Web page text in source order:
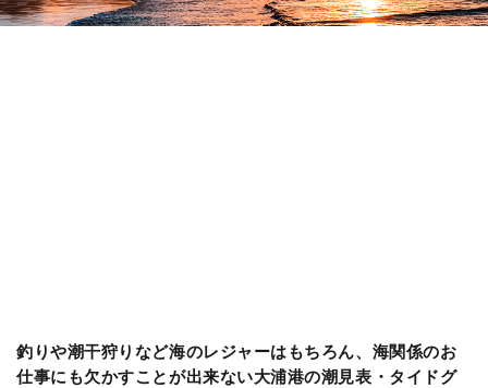
釣りや潮干狩りなど海のレジャーはもちろん、海関係のお
仕事にも欠かすことが出来ない大浦港の潮見表・タイドグ